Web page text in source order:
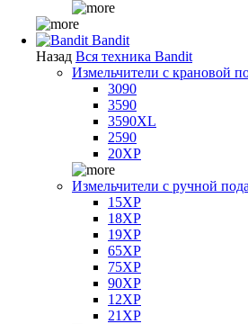
Bandit
Назад Вся техника Bandit
Измельчители с крановой
3090
3590
3590XL
2590
20XP
Измельчители с ручной
15XP
18XP
19XP
65XP
75XP
90XP
12XP
21XP